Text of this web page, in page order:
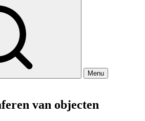
Menu
van objecten